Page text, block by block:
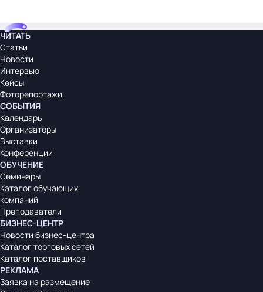
ЧИТАТЬ
Статьи
Новости
Интервью
Кейсы
Фоторепортажи
СОБЫТИЯ
Календарь
Организаторы
Выставки
Конференции
ОБУЧЕНИЕ
Семинары
Каталог обучающих
компаний
Преподаватели
БИЗНЕС-ЦЕНТР
Новости бизнес-центра
Каталог торговых сетей
Каталог поставщиков
РЕКЛАМА
Заявка на размещение